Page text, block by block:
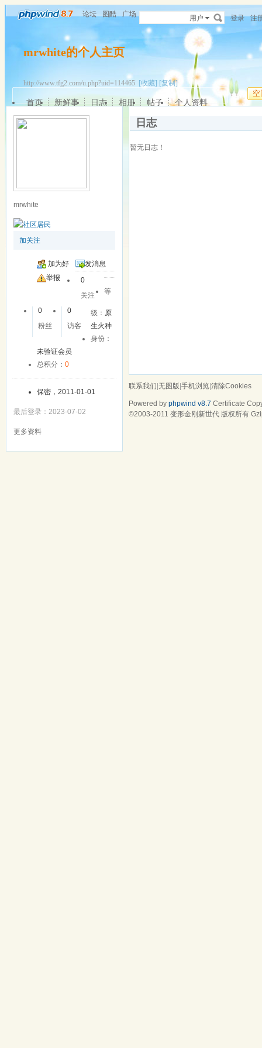
论坛 图酷 广场 用户 登录 注
mrwhite的个人主页
http://www.tfg2.com/u.php?uid=114465 [收藏] [复制]
空
首页 新鲜事 日志 相册 帖子 个人资料
mrwhite
加关注
加为好
友
发消息
举报
0
关注
0
粉丝
0
访客
等
级： 原
生火种
身份：
未验证会员
总积分： 0
保密，2011-01-01
最后登录：2023-07-02
更多资料
日志
暂无日志！
联系我们|无图版|手机浏览|清除Cookies
Powered by phpwind v8.7 Certificate
©2003-2011 变形金刚新世代 版权所有